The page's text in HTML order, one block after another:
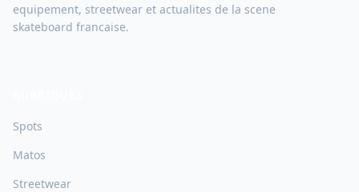
equipement, streetwear et actualites de la scene
skateboard francaise.
Spots
Matos
Streetwear